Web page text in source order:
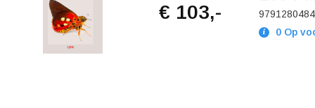
€ 103,-
0 Op